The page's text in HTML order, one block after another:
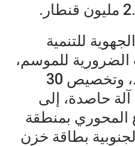
للتنمية
الضرورية للموسم،
بما في ذلك تل الربط، وتخصيص 30
مركزاً للتجميع، و331 آلة حاصدة، إلى
المحوري بمنطقة
بطاقة خزن